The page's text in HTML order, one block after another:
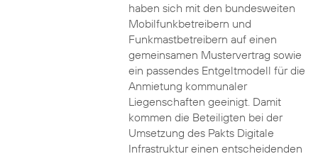
haben sich mit den bundesweiten
Mobilfunkbetreibern und
Funkmastbetreibern auf einen
gemeinsamen Mustervertrag sowie
ein passendes Entgeltmodell für die
Anmietung kommunaler
Liegenschaften geeinigt. Damit
kommen die Beteiligten bei der
Umsetzung des Pakts Digitale
Infrastruktur einen entscheidenden